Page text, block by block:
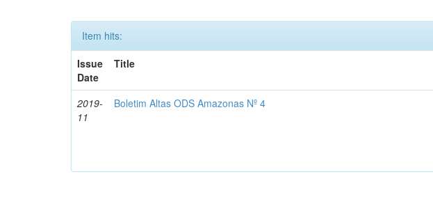
Item hits:
Issue
Date
Title
2019-
11
Boletim Altas ODS Amazonas Nº 4